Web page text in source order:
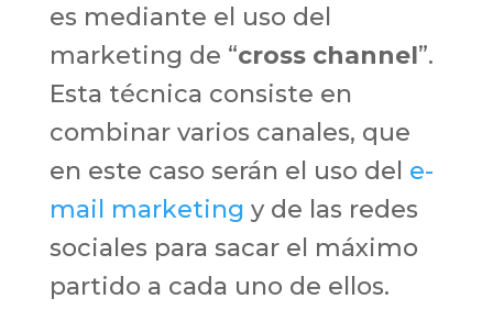
es mediante el uso del
marketing de “cross channel”.
Esta técnica consiste en
combinar varios canales, que
en este caso serán el uso del e-
mail marketing y de las redes
sociales para sacar el máximo
partido a cada uno de ellos.